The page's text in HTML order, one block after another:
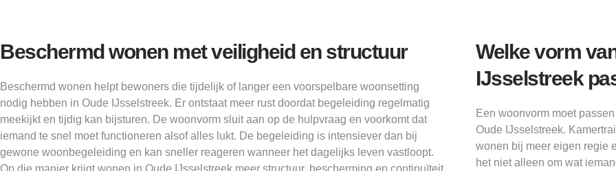
Beschermd wonen met veiligheid en structuur
Beschermd wonen helpt bewoners die tijdelijk of langer een voorspelbare woonsetting
nodig hebben in Oude IJsselstreek. Er ontstaat meer rust doordat begeleiding regelmatig
meekijkt en tijdig kan bijsturen. De woonvorm sluit aan op de hulpvraag en voorkomt dat
iemand te snel moet functioneren alsof alles lukt. De begeleiding is intensiever dan bij
gewone woonbegeleiding en kan sneller reageren wanneer het dagelijks leven vastloopt.
Op die manier krijgt wonen in Oude IJsselstreek meer structuur, bescherming en continuïteit.
Welke vorm
IJsselstreek
Een woonvorm moet
Oude IJsselstreek.
wonen bij meer eigen regie
het niet alleen om wat